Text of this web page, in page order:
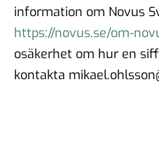
information om Novus
https://novus.se/om-
osäkerhet om hur en
kontakta